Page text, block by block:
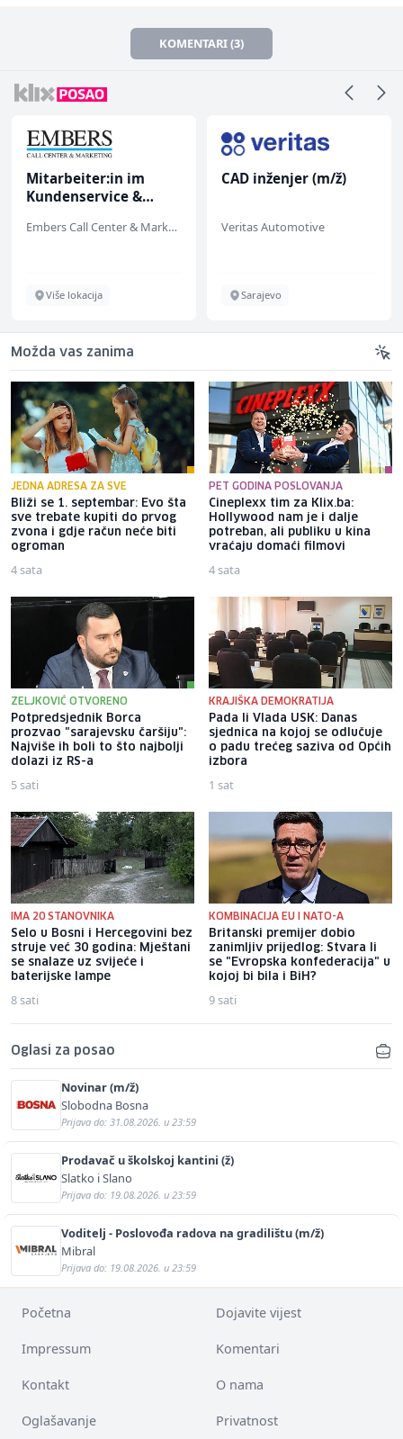
KOMENTARI (3)
Mitarbeiter:in im
Kundenservice &
Embers Call Center & Marketing
Više lokacija
CAD inženjer (m/ž)
Veritas Automotive
Sarajevo
Možda vas zanima
JEDNA ADRESA ZA SVE
Bliži se 1. septembar: Evo šta
sve trebate kupiti do prvog
zvona i gdje račun neće biti
ogroman
4 sata
PET GODINA POSLOVANJA
Cineplexx tim za Klix.ba:
Hollywood nam je i dalje
potreban, ali publiku u kina
vraćaju domaći filmovi
4 sata
ZELJKOVIĆ OTVORENO
Potpredsjednik Borca
prozvao "sarajevsku čaršiju":
Najviše ih boli to što najbolji
dolazi iz RS-a
5 sati
KRAJIŠKA DEMOKRATIJA
Pada li Vlada USK: Danas
sjednica na kojoj se odlučuje
o padu trećeg saziva od Općih
izbora
1 sat
IMA 20 STANOVNIKA
Selo u Bosni i Hercegovini bez
struje već 30 godina: Mještani
se snalaze uz svijeće i
baterijske lampe
8 sati
KOMBINACIJA EU I NATO-A
Britanski premijer dobio
zanimljiv prijedlog: Stvara li
se "Evropska konfederacija" u
kojoj bi bila i BiH?
9 sati
Oglasi za posao
Novinar (m/ž)
Slobodna Bosna
Prijava do: 31.08.2026. u 23:59
Prodavač u školskoj kantini (ž)
Slatko i Slano
Prijava do: 19.08.2026. u 23:59
Voditelj - Poslovođa radova na gradilištu (m/ž)
Mibral
Prijava do: 19.08.2026. u 23:59
Početna Dojavite vijest
Impressum Komentari
Kontakt O nama
Oglašavanje Privatnost